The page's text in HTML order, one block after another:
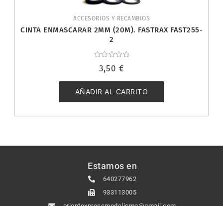
ACCESORIOS Y RECAMBIOS
CINTA ENMASCARAR 2MM (20M). FASTRAX FAST255-
2
con
de
5
3,50 €
AÑADIR AL CARRITO
Estamos en
640277962
933113005